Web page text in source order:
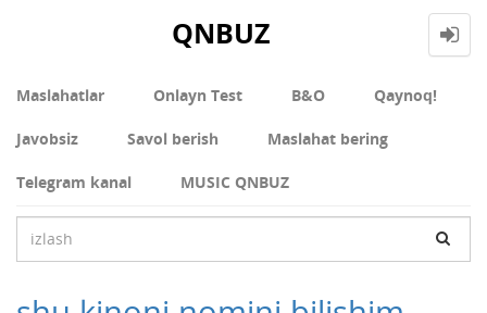
QNBUZ
Maslahatlar Onlayn Test В&О Qaynoq!
Javobsiz Savol berish Maslahat bering
Telegram kanal MUSIC QNBUZ